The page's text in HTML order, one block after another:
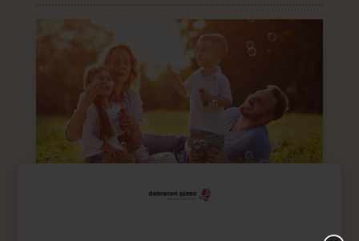
HA NYÁR, AKKOR CSALÁD?